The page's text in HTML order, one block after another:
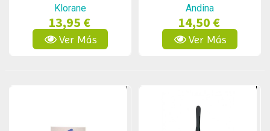
Klorane
13,95 €
Ver Más
Andina
14,50 €
Ver Más